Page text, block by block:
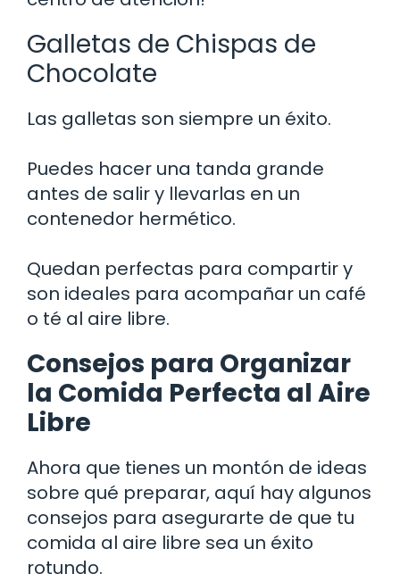
Galletas de Chispas de
Chocolate
Las galletas son siempre un éxito.
Puedes hacer una tanda grande
antes de salir y llevarlas en un
contenedor hermético.
Quedan perfectas para compartir y
son ideales para acompañar un café
o té al aire libre.
Consejos para Organizar
la Comida Perfecta al Aire
Libre
Ahora que tienes un montón de ideas
sobre qué preparar, aquí hay algunos
consejos para asegurarte de que tu
comida al aire libre sea un éxito
rotundo.